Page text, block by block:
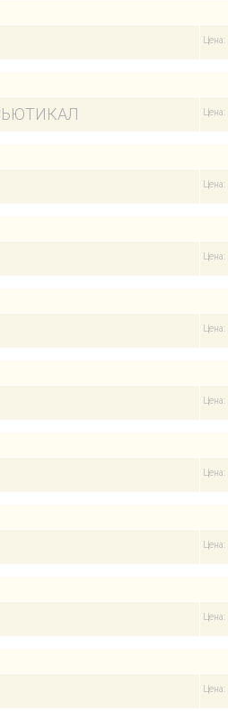
Цена:
Цена:
Цена:
Цена:
Цена:
Цена:
Цена:
Цена:
Цена:
Цена: